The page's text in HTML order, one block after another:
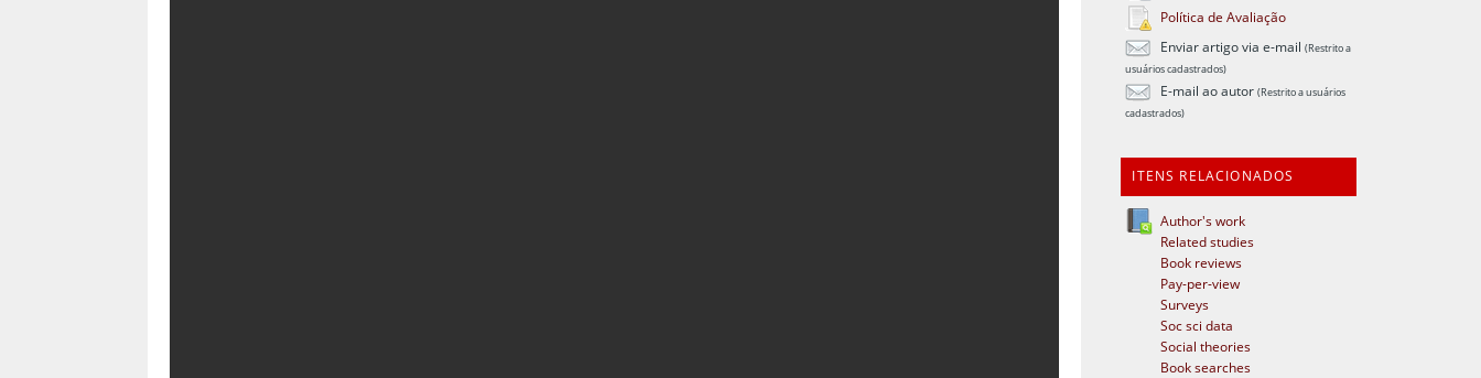
Política de Avaliação
Enviar artigo via e-mail(Restrito a
usuários cadastrados)
E-mail ao autor(Restrito a usuários
cadastrados)
ITENS RELACIONADOS
Author's work
Related studies
Book reviews
Pay-per-view
Surveys
Soc sci data
Social theories
Book searches